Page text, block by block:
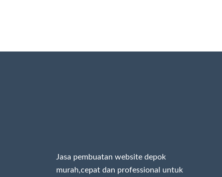
Jasa pembuatan website depok
murah,cepat dan professional untuk